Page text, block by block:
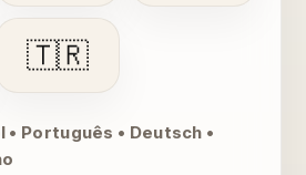
🇹🇷
• Português • Deutsch •